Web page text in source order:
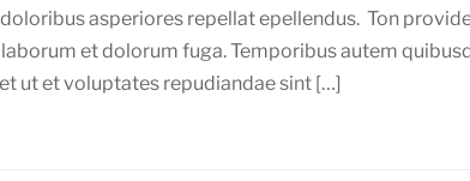
asperiores repellat epellendus. Ton
et dolorum fuga. Temporibus autem
ut et voluptates repudiandae sint […]